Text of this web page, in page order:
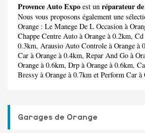
Provence Auto Expo est un réparateur
Nous vous proposons également une
Orange : Le Manege De L Occasion à
Chappe Centre Auto à Orange à 0.2km,
0.3km, Arausio Auto Controle à Orange à
Car à Orange à 0.4km, Repar And Go à
Orange à 0.6km, Drp à Orange à 0.6km,
Bressy à Orange à 0.7km et Perform Car à
Garages de Orange